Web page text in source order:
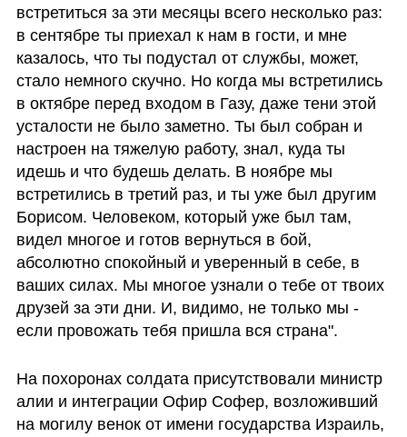
встретиться за эти месяцы всего несколько раз:
в сентябре ты приехал к нам в гости, и мне
казалось, что ты подустал от службы, может,
стало немного скучно. Но когда мы встретились
в октябре перед входом в Газу, даже тени этой
усталости не было заметно. Ты был собран и
настроен на тяжелую работу, знал, куда ты
идешь и что будешь делать. В ноябре мы
встретились в третий раз, и ты уже был другим
Борисом. Человеком, который уже был там,
видел многое и готов вернуться в бой,
абсолютно спокойный и уверенный в себе, в
ваших силах. Мы многое узнали о тебе от твоих
друзей за эти дни. И, видимо, не только мы -
если провожать тебя пришла вся страна".
На похоронах солдата присутствовали министр
алии и интеграции Офир Софер, возложивший
на могилу венок от имени государства Израиль,